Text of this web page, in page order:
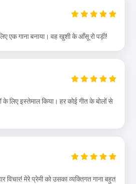
एक गाना बनाया। वह खुशी के आँसू रो पड़ी!
लिए इस्तेमाल किया। हर कोई गीत के बोलों से
मेरे प्रेमी को उसका व्यक्तिगत गाना बहुत
नीति